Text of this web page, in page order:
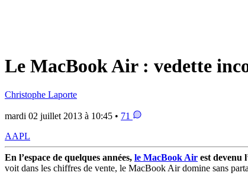
Le MacBook Air : vedette
Christophe Laporte
mardi 02 juillet 2013 à 10:45 • 71
AAPL
En l’espace de quelques années, le MacBook Air est devenu
voit dans les chiffres de vente, le MacBook Air domine sans